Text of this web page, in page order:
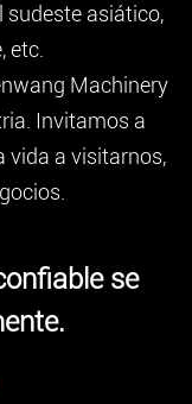
sudeste asiático,
etc.
Machinery
Invitamos a
vida a visitarnos,
se